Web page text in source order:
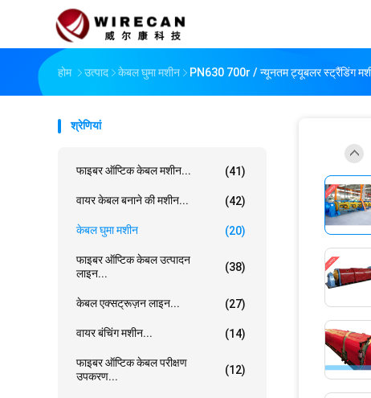
होम उत्पाद केबल घुमा मशीन PN630 700r / न्यूनतम ट्यूबलर स्ट्रैंडिंग
श्रेणियां
फाइबर ऑप्टिक केबल मशीन... (41)
वायर केबल बनाने की मशीन... (42)
केबल घुमा मशीन (20)
फाइबर ऑप्टिक केबल उत्पादन
लाइन...
(38)
केबल एक्सट्रूज़न लाइन... (27)
वायर बंचिंग मशीन... (14)
फाइबर ऑप्टिक केबल परीक्षण
उपकरण...
(12)